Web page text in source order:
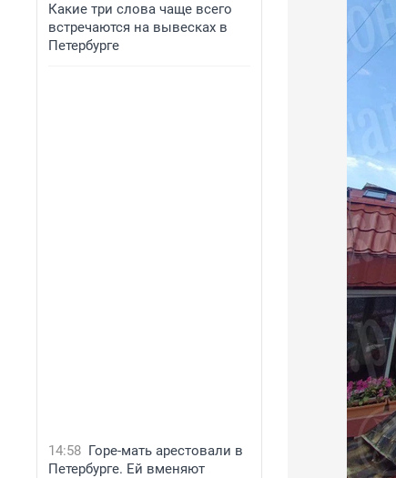
Какие три слова чаще всего
встречаются на вывесках в
Петербурге
14:58 Горе-мать арестовали в
Петербурге. Ей вменяют